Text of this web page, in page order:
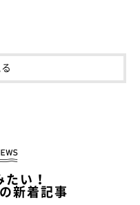
在宅避難での排せ
法
い！
新着記事